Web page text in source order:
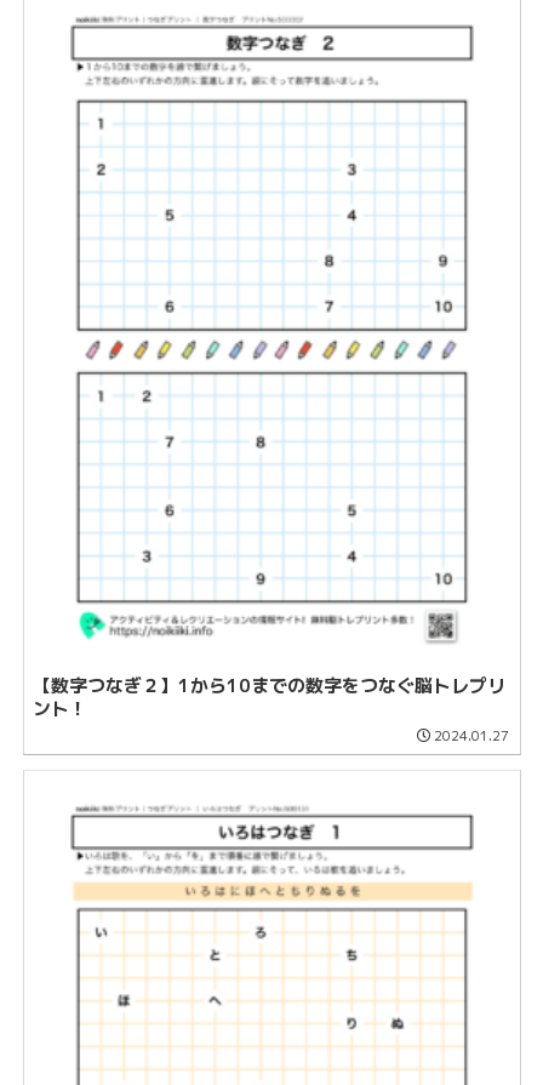
【数字つなぎ２】1から10までの数字をつなぐ脳トレプリ
ント！
2024.01.27